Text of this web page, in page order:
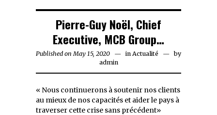
Pierre-Guy Noël, Chief
Executive, MCB Group…
Published on May 15, 2020 May
15,
in Actualité
by
admin
« Nous continuerons à soutenir nos clients
au mieux de nos capacités et aider le pays à
traverser cette crise sans précédent»